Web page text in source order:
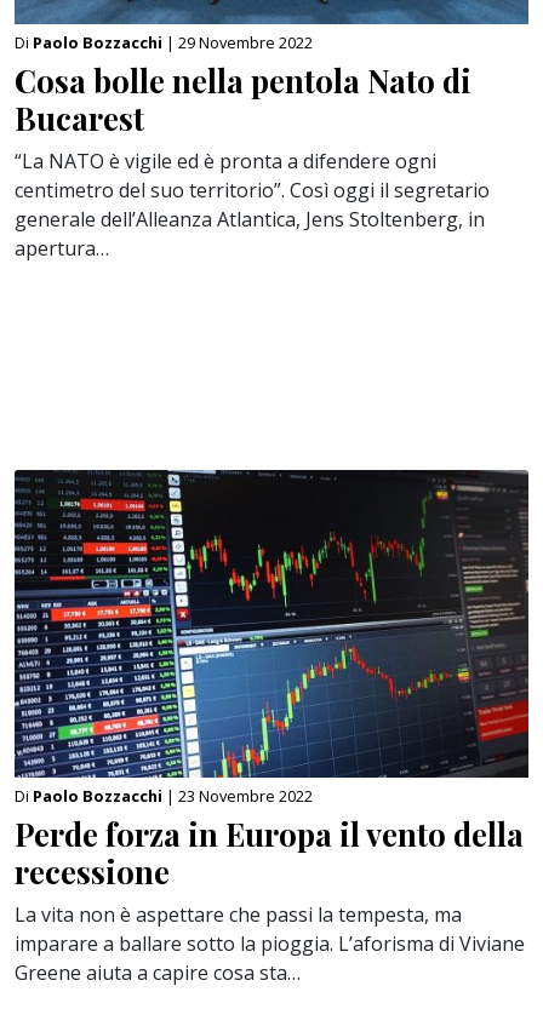
Di Paolo Bozzacchi | 29 Novembre 2022
Cosa bolle nella pentola Nato di
Bucarest
“La NATO è vigile ed è pronta a difendere ogni
centimetro del suo territorio”. Così oggi il segretario
generale dell’Alleanza Atlantica, Jens Stoltenberg, in
apertura…
Di Paolo Bozzacchi | 23 Novembre 2022
Perde forza in Europa il vento della
recessione
La vita non è aspettare che passi la tempesta, ma
imparare a ballare sotto la pioggia. L’aforisma di Viviane
Greene aiuta a capire cosa sta…